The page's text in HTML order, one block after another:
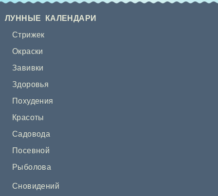
ЛУННЫЕ КАЛЕНДАРИ
Стрижек
Окраски
Завивки
Здоровья
Похудения
Красоты
Садовода
Посевной
Рыболова
Сновидений